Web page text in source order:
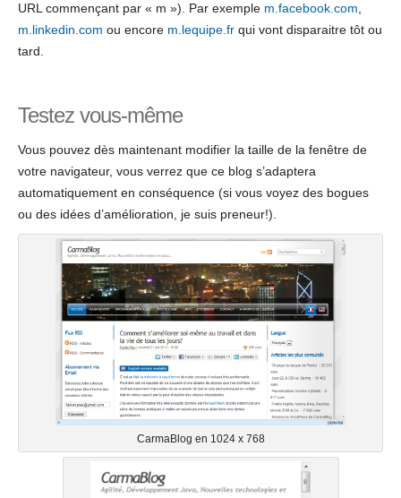
URL commençant par « m »). Par exemple m.facebook.com,
m.linkedin.com ou encore m.lequipe.fr qui vont disparaitre tôt ou
tard.
Testez vous-même
Vous pouvez dès maintenant modifier la taille de la fenêtre de
votre navigateur, vous verrez que ce blog s’adaptera
automatiquement en conséquence (si vous voyez des bogues
ou des idées d’amélioration, je suis preneur!).
CarmaBlog en 1024 x 768